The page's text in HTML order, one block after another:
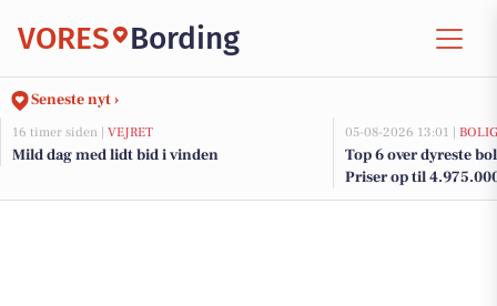
VORES Bording
Seneste nyt ›
16 timer siden | VEJRET
Mild dag med lidt bid i vinden
05-08-2026 13:01 |
Top 6 over dyreste
Priser op til